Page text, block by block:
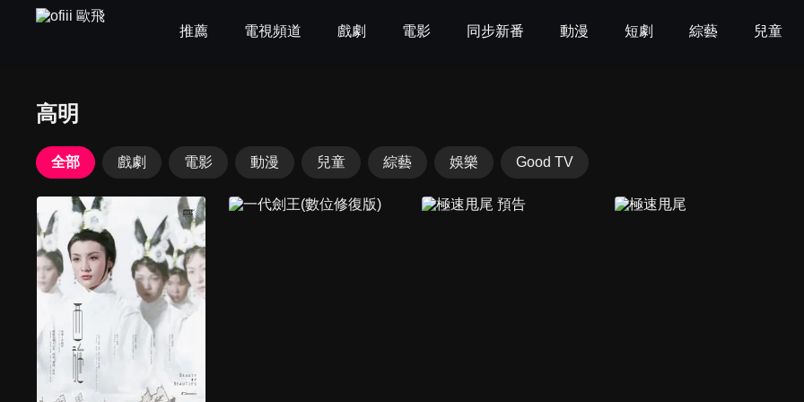
推薦 電視頻道 戲劇 電影 同步新番 動漫 短劇 綜藝 兒童
高明
全部 戲劇 電影 動漫 兒童 綜藝 娛樂 Good TV